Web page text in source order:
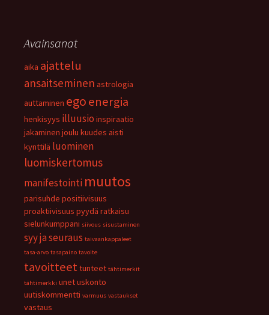
Avainsanat
aika ajattelu
ansaitseminen astrologia
auttaminen egoenergia
henkisyys illuusio inspiraatio
jakaminen joulu kuudes aisti
kynttilä luominen
luomiskertomus
manifestointi muutos
parisuhde positiivisuus
proaktiivisuus pyydä ratkaisu
sielunkumppani siivous sisustaminen
syy ja seuraus taivaankappaleet
tasa-arvo tasapaino tavoite
tavoitteettunteet tähtimerkit
tähtimerkki unetuskonto
uutiskommentti varmuus vastaukset
vastaus